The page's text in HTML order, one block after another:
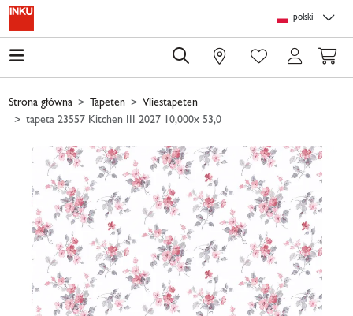
Skip to main content
polski
0
Strona główna Tapeten
Vliestapeten
tapeta 23557 Kitchen III 2027 10,000x 53,0